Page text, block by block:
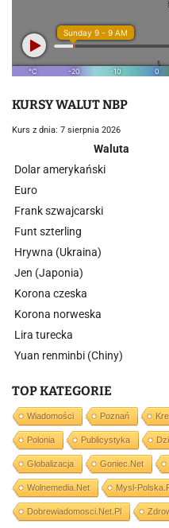
KURSY WALUT NBP
Kurs z dnia: 7 sierpnia 2026
Waluta
Dolar amerykański
Euro
Frank szwajcarski
Funt szterling
Hrywna (Ukraina)
Jen (Japonia)
Korona czeska
Korona norweska
Lira turecka
Yuan renminbi (Chiny)
TOP KATEGORIE
Wiadomości Poznań
Polonia Publicystyka
Globalizacja Goniec.net
Wolnemedia.net Mysl-
Dobrewiadomosci.net.pl